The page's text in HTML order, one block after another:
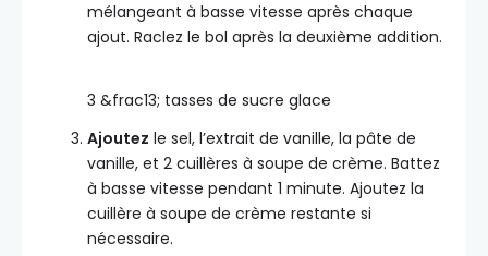
mélangeant à basse vitesse après chaque
ajout. Raclez le bol après la deuxième addition.
3 &frac13; tasses de sucre glace
Ajoutez le sel, l’extrait de vanille, la pâte de
vanille, et 2 cuillères à soupe de crème. Battez
à basse vitesse pendant 1 minute. Ajoutez la
cuillère à soupe de crème restante si
nécessaire.